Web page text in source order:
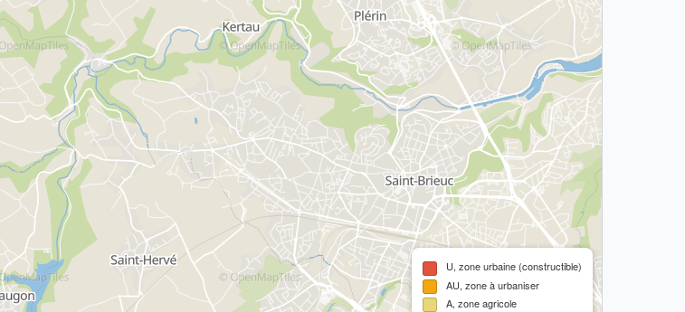
U, zone urbaine (constructible)
AU, zone à urbaniser
A, zone agricole